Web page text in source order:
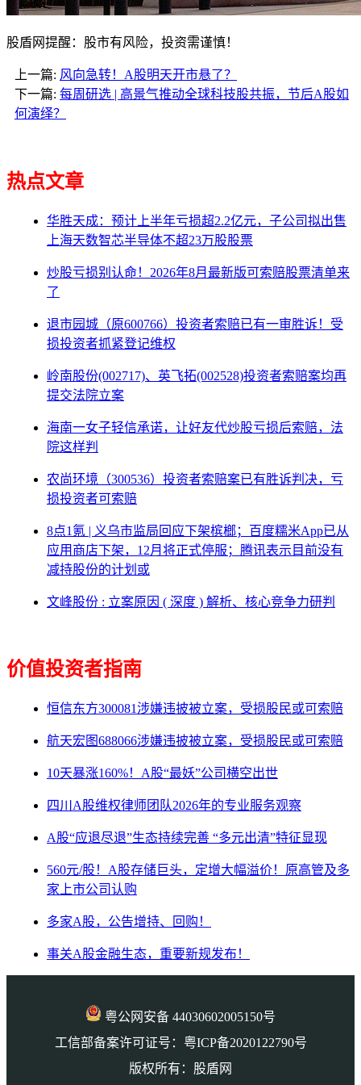
股盾网提醒：股市有风险，投资需谨慎！
上一篇: 风向急转！A股明天开市悬了？
下一篇: 每周研选 | 高景气推动全球科技股共振，节后A股如
何演绎？
热点文章
华胜天成：预计上半年亏损超2.2亿元，子公司拟出售
上海天数智芯半导体不超23万股股票
炒股亏损别认命！2026年8月最新版可索赔股票清单来
了
退市园城（原600766）投资者索赔已有一审胜诉！受
损投资者抓紧登记维权
岭南股份(002717)、英飞拓(002528)投资者索赔案均再
提交法院立案
海南一女子轻信承诺，让好友代炒股亏损后索赔，法
院这样判
农尚环境（300536）投资者索赔案已有胜诉判决，亏
损投资者可索赔
8点1氪 | 义乌市监局回应下架槟榔；百度糯米App已从
应用商店下架，12月将正式停服；腾讯表示目前没有
减持股份的计划或
文峰股份 : 立案原因 ( 深度 ) 解析、核心竞争力研判
价值投资者指南
恒信东方300081涉嫌违披被立案，受损股民或可索赔
航天宏图688066涉嫌违披被立案，受损股民或可索赔
10天暴涨160%！A股“最妖”公司横空出世
四川A股维权律师团队2026年的专业服务观察
A股“应退尽退”生态持续完善 “多元出清”特征显现
560元/股！A股存储巨头，定增大幅溢价！原高管及多
家上市公司认购
多家A股，公告增持、回购！
事关A股金融生态，重要新规发布！
粤公网安备 44030602005150号
工信部备案许可证号：粤ICP备2020122790号
版权所有：股盾网